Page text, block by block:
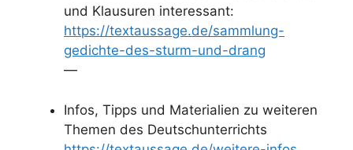
und Klausuren interessant:
https://textaussage.de/sammlung-
gedichte-des-sturm-und-drang
—
Infos, Tipps und Materialien zu weiteren
Themen des Deutschunterrichts